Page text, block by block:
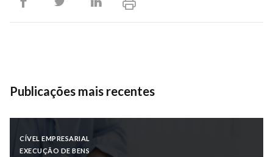
Publicações mais recentes
CÍVEL EMPRESARIAL
EXECUÇÃO DE BENS